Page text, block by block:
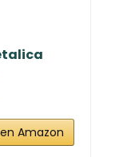
Amazon